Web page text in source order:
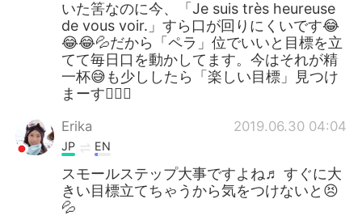
いた筈なのに今、「Je suis très heureuse
de vous voir.」すら口が回りにくいです😂
😂😂💦だから「ペラ」位でいいと目標を立
てて毎日口を動かしてます。今はそれが精
一杯😅も少ししたら「楽しい目標」見つけ
まーす🙆‍♀️✨
Erika 2019.06.30 04:04
JP EN
スモールステップ大事ですよね♬ すぐに大
きい目標立てちゃうから気をつけないと😣
💦